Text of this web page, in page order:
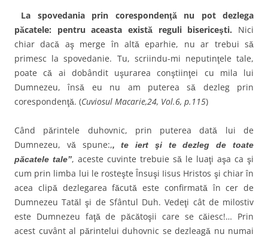
La spovedania prin corespondenţă nu pot dezlega
păcatele: pentru aceasta există reguli bisericeşti. Nici
chiar dacă aş merge în altă eparhie, nu ar trebui să
primesc la spovedanie. Tu, scriindu-mi neputinţele tale,
poate că ai dobândit uşurarea conştiinţei cu mila lui
Dumnezeu, însă eu nu am puterea să dezleg prin
corespondenţă. (Cuviosul Macarie,24, Vol.6, p.115)
Când părintele duhovnic, prin puterea dată lui de
Dumnezeu, vă spune:,, te iert şi te dezleg de toate
păcatele tale’’, aceste cuvinte trebuie să le luaţi aşa ca şi
cum prin limba lui le rosteşte Însuşi Iisus Hristos şi chiar în
acea clipă dezlegarea făcută este confirmată în cer de
Dumnezeu Tatăl şi de Sfântul Duh. Vedeţi cât de milostiv
este Dumnezeu faţă de păcătoşii care se căiesc!… Prin
acest cuvânt al părintelui duhovnic se dezleagă nu numai